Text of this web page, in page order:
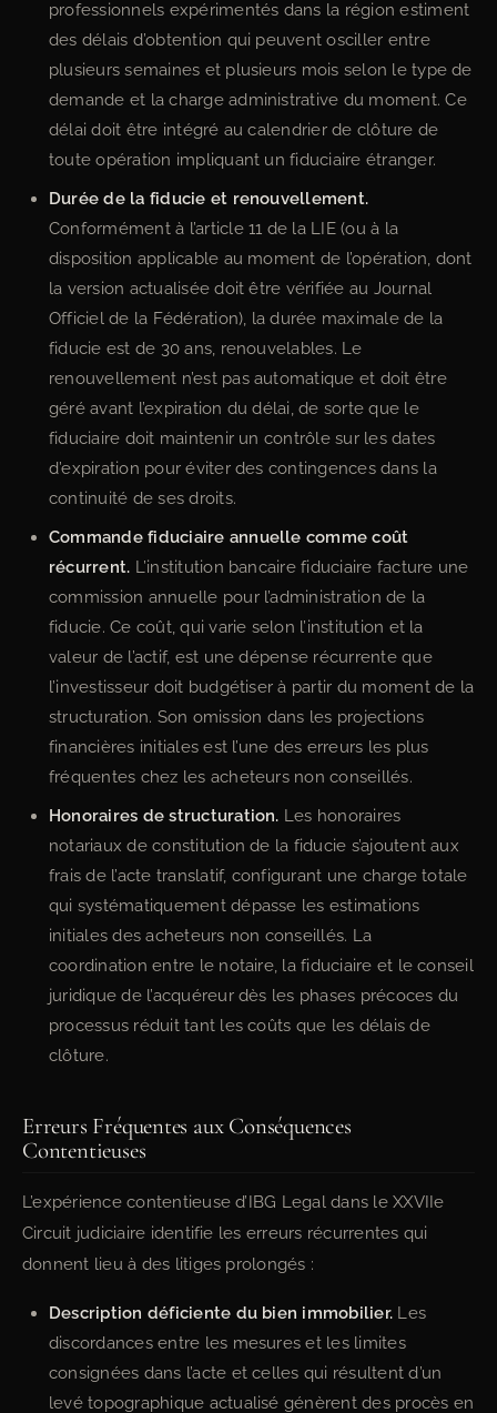
professionnels expérimentés dans la région estiment
des délais d’obtention qui peuvent osciller entre
plusieurs semaines et plusieurs mois selon le type de
demande et la charge administrative du moment. Ce
délai doit être intégré au calendrier de clôture de
toute opération impliquant un fiduciaire étranger.
Durée de la fiducie et renouvellement.
Conformément à l’article 11 de la LIE (ou à la
disposition applicable au moment de l’opération, dont
la version actualisée doit être vérifiée au Journal
Officiel de la Fédération), la durée maximale de la
fiducie est de 30 ans, renouvelables. Le
renouvellement n’est pas automatique et doit être
géré avant l’expiration du délai, de sorte que le
fiduciaire doit maintenir un contrôle sur les dates
d’expiration pour éviter des contingences dans la
continuité de ses droits.
Commande fiduciaire annuelle comme coût
récurrent. L’institution bancaire fiduciaire facture une
commission annuelle pour l’administration de la
fiducie. Ce coût, qui varie selon l’institution et la
valeur de l’actif, est une dépense récurrente que
l’investisseur doit budgétiser à partir du moment de la
structuration. Son omission dans les projections
financières initiales est l’une des erreurs les plus
fréquentes chez les acheteurs non conseillés.
Honoraires de structuration. Les honoraires
notariaux de constitution de la fiducie s’ajoutent aux
frais de l’acte translatif, configurant une charge totale
qui systématiquement dépasse les estimations
initiales des acheteurs non conseillés. La
coordination entre le notaire, la fiduciaire et le conseil
juridique de l’acquéreur dès les phases précoces du
processus réduit tant les coûts que les délais de
clôture.
Erreurs Fréquentes aux Conséquences
Contentieuses
L’expérience contentieuse d’IBG Legal dans le XXVIIe
Circuit judiciaire identifie les erreurs récurrentes qui
donnent lieu à des litiges prolongés :
Description déficiente du bien immobilier. Les
discordances entre les mesures et les limites
consignées dans l’acte et celles qui résultent d’un
levé topographique actualisé génèrent des procès en